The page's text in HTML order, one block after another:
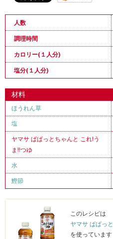
人数
調理時間
カロリー(１人分)
塩分(１人分)
材料
ほうれん草
塩
ヤマサ ぱぱっとちゃんと これ!う
ま!!つゆ
水
鰹節
このレシピは
ヤマサ ぱぱっ
を使っています